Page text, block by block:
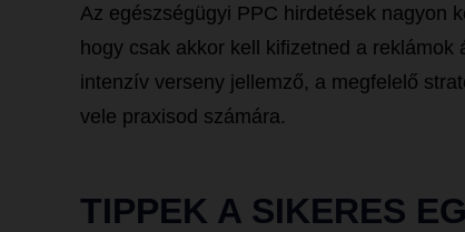
Az egészségügyi PPC hirdetések nagyon
hogy csak akkor kell kifizetned a
intenzív verseny jellemző, a megfelelő
vele praxisod számára.
TIPPEK A SIKERES